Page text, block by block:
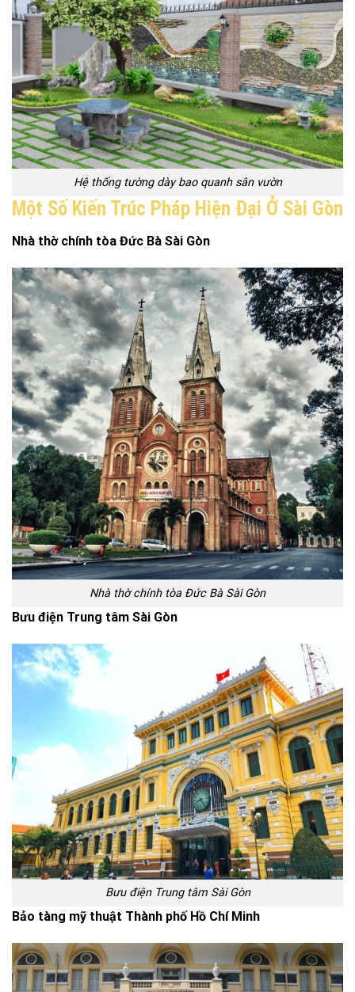
Hệ thống tường dày bao quanh sân vườn
Một Số Kiến Trúc Pháp Hiện Đại Ở Sài Gòn
Nhà thờ chính tòa Đức Bà Sài Gòn
Nhà thờ chính tòa Đức Bà Sài Gòn
Bưu điện Trung tâm Sài Gòn
Bưu điện Trung tâm Sài Gòn
Bảo tàng mỹ thuật Thành phố Hồ Chí Minh